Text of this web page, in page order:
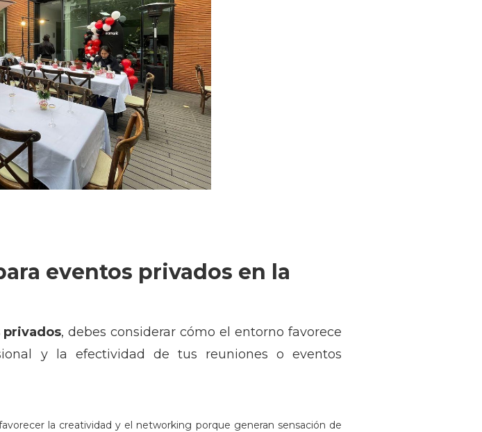
eventos privados en la
privados, debes considerar cómo el entorno favorece
y la efectividad de tus reuniones o eventos
la creatividad y el networking porque generan sensación de